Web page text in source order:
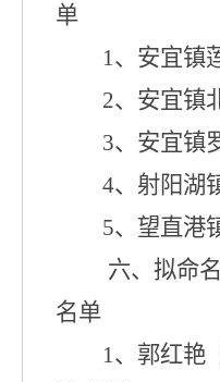
单
1、安宜镇
2、安宜镇
3、安宜镇
4、射阳湖
5、望直港
六、拟命
名单
1、郭红艳